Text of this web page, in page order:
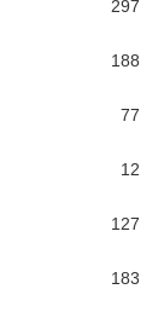
297
188
77
12
127
183